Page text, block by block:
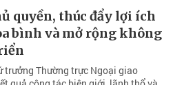
quyền, thúc đẩy lợi ích
bình và mở rộng không
trưởng Thường trực Ngoại giao